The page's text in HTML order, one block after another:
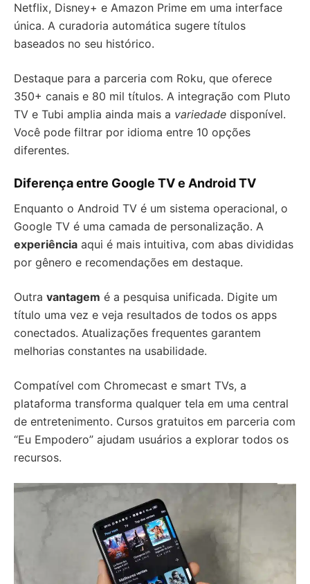
Netflix, Disney+ e Amazon Prime em uma interface
única. A curadoria automática sugere títulos
baseados no seu histórico.
Destaque para a parceria com Roku, que oferece
350+ canais e 80 mil títulos. A integração com Pluto
TV e Tubi amplia ainda mais a variedade disponível.
Você pode filtrar por idioma entre 10 opções
diferentes.
Diferença entre Google TV e Android TV
Enquanto o Android TV é um sistema operacional, o
Google TV é uma camada de personalização. A
experiência aqui é mais intuitiva, com abas divididas
por gênero e recomendações em destaque.
Outra vantagem é a pesquisa unificada. Digite um
título uma vez e veja resultados de todos os apps
conectados. Atualizações frequentes garantem
melhorias constantes na usabilidade.
Compatível com Chromecast e smart TVs, a
plataforma transforma qualquer tela em uma central
de entretenimento. Cursos gratuitos em parceria com
“Eu Empodero” ajudam usuários a explorar todos os
recursos.